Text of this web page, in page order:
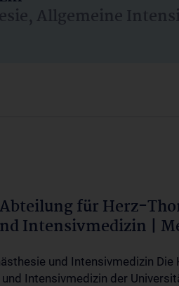
Allgemeine
für Herz-
Intensivmedizin |
und Intensivmedizin
Intensivmedizin der